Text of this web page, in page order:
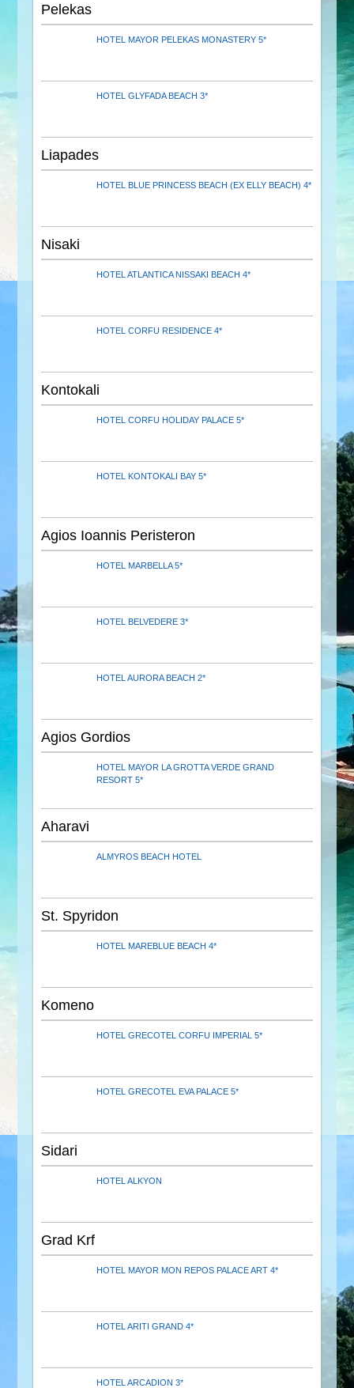
Pelekas
HOTEL MAYOR PELEKAS MONASTERY 5*
HOTEL GLYFADA BEACH 3*
Liapades
HOTEL BLUE PRINCESS BEACH (EX ELLY BEACH) 4*
Nisaki
HOTEL ATLANTICA NISSAKI BEACH 4*
HOTEL CORFU RESIDENCE 4*
Kontokali
HOTEL CORFU HOLIDAY PALACE 5*
HOTEL KONTOKALI BAY 5*
Agios Ioannis Peristeron
HOTEL MARBELLA 5*
HOTEL BELVEDERE 3*
HOTEL AURORA BEACH 2*
Agios Gordios
HOTEL MAYOR LA GROTTA VERDE GRAND
RESORT 5*
Aharavi
ALMYROS BEACH HOTEL
St. Spyridon
HOTEL MAREBLUE BEACH 4*
Komeno
HOTEL GRECOTEL CORFU IMPERIAL 5*
HOTEL GRECOTEL EVA PALACE 5*
Sidari
HOTEL ALKYON
Grad Krf
HOTEL MAYOR MON REPOS PALACE ART 4*
HOTEL ARITI GRAND 4*
HOTEL ARCADION 3*